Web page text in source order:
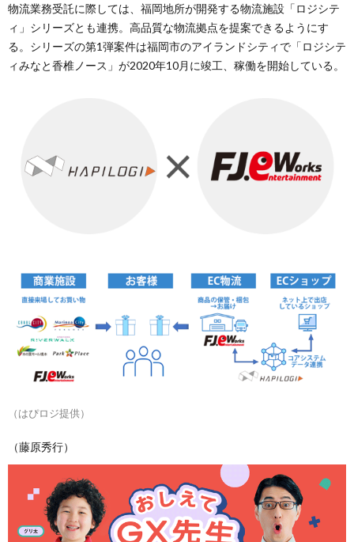
物流業務受託に際しては、福岡地所が開発する物流施設「ロジシテ
ィ」シリーズとも連携。高品質な物流拠点を提案できるようにす
る。シリーズの第1弾案件は福岡市のアイランドシティで「ロジシテ
ィみなと香椎ノース」が2020年10月に竣工、稼働を開始している。
（はぴロジ提供）
（藤原秀行）